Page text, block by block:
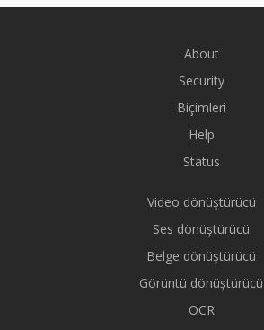
About
Security
Biçimleri
Help
Status
Video dönüştürücü
Ses dönüştürücü
Belge dönüştürücü
Görüntü dönüştürücü
OCR